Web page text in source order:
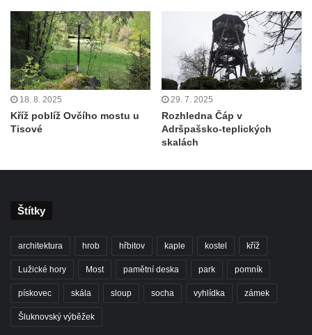
18. 8. 2025
Kříž poblíž Ovčího mostu u
Tisové
29. 7. 2025
Rozhledna Čáp v
Adršpašsko-teplických
skalách
Štítky
architektura hrob hřbitov kaple kostel kříž
Lužické hory Most pamětní deska park pomník
pískovec skála sloup socha vyhlídka zámek
Šluknovský výběžek